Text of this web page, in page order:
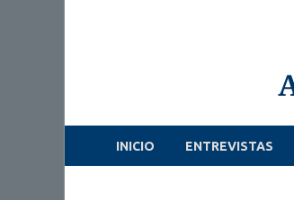
INICIO ENTREVISTAS